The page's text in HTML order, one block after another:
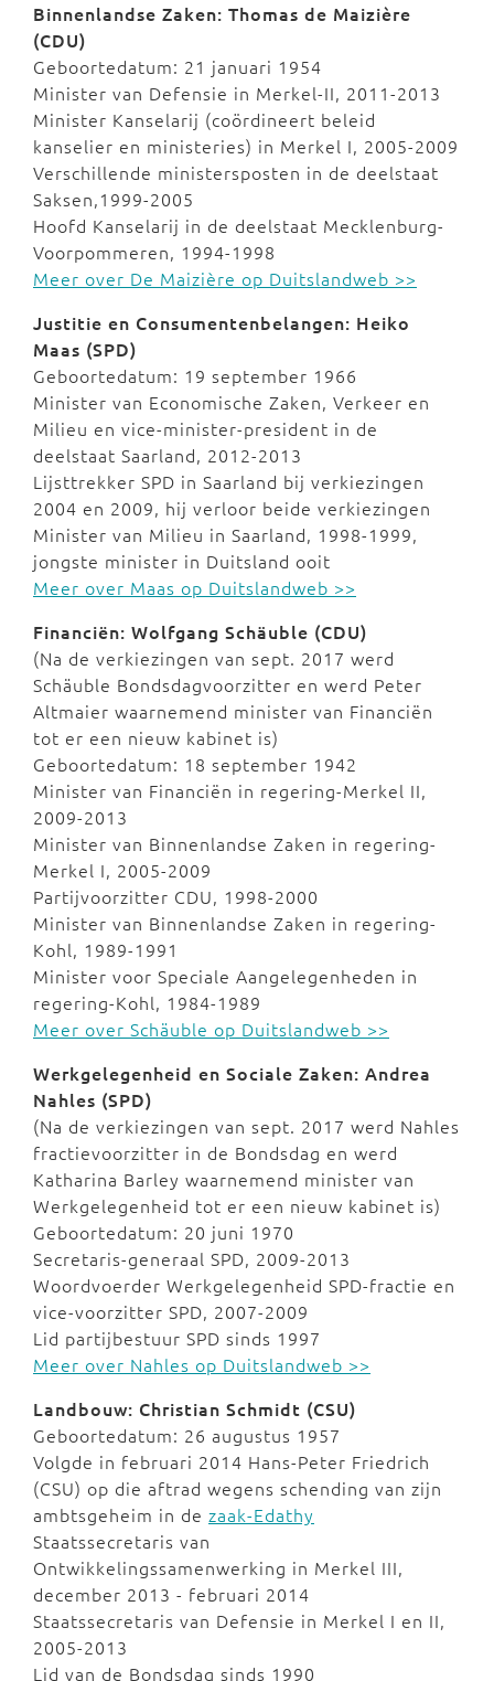
Binnenlandse Zaken: Thomas de Maizière
(CDU)
Geboortedatum: 21 januari 1954
Minister van Defensie in Merkel-II, 2011-2013
Minister Kanselarij (coördineert beleid
kanselier en ministeries) in Merkel I, 2005-2009
Verschillende ministersposten in de deelstaat
Saksen,1999-2005
Hoofd Kanselarij in de deelstaat Mecklenburg-
Voorpommeren, 1994-1998
Meer over De Maizière op Duitslandweb >>
Justitie en Consumentenbelangen: Heiko
Maas (SPD)
Geboortedatum: 19 september 1966
Minister van Economische Zaken, Verkeer en
Milieu en vice-minister-president in de
deelstaat Saarland, 2012-2013
Lijsttrekker SPD in Saarland bij verkiezingen
2004 en 2009, hij verloor beide verkiezingen
Minister van Milieu in Saarland, 1998-1999,
jongste minister in Duitsland ooit
Meer over Maas op Duitslandweb >>
Financiën: Wolfgang Schäuble (CDU)
(Na de verkiezingen van sept. 2017 werd
Schäuble Bondsdagvoorzitter en werd Peter
Altmaier waarnemend minister van Financiën
tot er een nieuw kabinet is)
Geboortedatum: 18 september 1942
Minister van Financiën in regering-Merkel II,
2009-2013
Minister van Binnenlandse Zaken in regering-
Merkel I, 2005-2009
Partijvoorzitter CDU, 1998-2000
Minister van Binnenlandse Zaken in regering-
Kohl, 1989-1991
Minister voor Speciale Aangelegenheden in
regering-Kohl, 1984-1989
Meer over Schäuble op Duitslandweb >>
Werkgelegenheid en Sociale Zaken: Andrea
Nahles (SPD)
(Na de verkiezingen van sept. 2017 werd Nahles
fractievoorzitter in de Bondsdag en werd
Katharina Barley waarnemend minister van
Werkgelegenheid tot er een nieuw kabinet is)
Geboortedatum: 20 juni 1970
Secretaris-generaal SPD, 2009-2013
Woordvoerder Werkgelegenheid SPD-fractie en
vice-voorzitter SPD, 2007-2009
Lid partijbestuur SPD sinds 1997
Meer over Nahles op Duitslandweb >>
Landbouw: Christian Schmidt (CSU)
Geboortedatum: 26 augustus 1957
Volgde in februari 2014 Hans-Peter Friedrich
(CSU) op die aftrad wegens schending van zijn
ambtsgeheim in de zaak-Edathy
Staatssecretaris van
Ontwikkelingssamenwerking in Merkel III,
december 2013 - februari 2014
Staatssecretaris van Defensie in Merkel I en II,
2005-2013
Lid van de Bondsdag sinds 1990